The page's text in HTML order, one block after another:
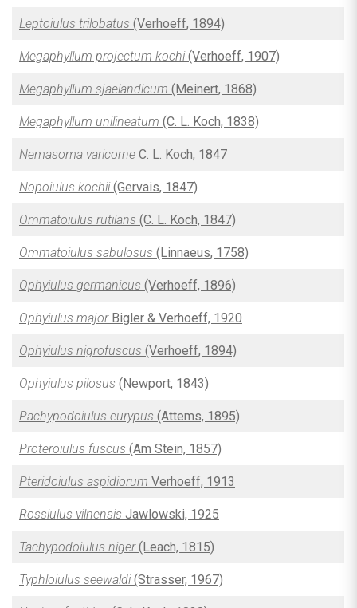
Leptoiulus trilobatus (Verhoeff, 1894)
Megaphyllum projectum kochi(Verhoeff, 1907)
Megaphyllum sjaelandicum (Meinert, 1868)
Megaphyllum unilineatum (C. L. Koch, 1838)
Nemasoma varicorne C. L. Koch, 1847
Nopoiulus kochii(Gervais, 1847)
Ommatoiulus rutilans (C. L. Koch, 1847)
Ommatoiulus sabulosus (Linnaeus, 1758)
Ophyiulus germanicus (Verhoeff, 1896)
Ophyiulus majorBigler & Verhoeff, 1920
Ophyiulus nigrofuscus (Verhoeff, 1894)
Ophyiulus pilosus (Newport, 1843)
Pachypodoiulus eurypus (Attems, 1895)
Proteroiulus fuscus (Am Stein, 1857)
Pteridoiulus aspidiorum Verhoeff, 1913
Rossiulus vilnensis Jawlowski, 1925
Tachypodoiulus niger(Leach, 1815)
Typhloiulus seewaldi(Strasser, 1967)